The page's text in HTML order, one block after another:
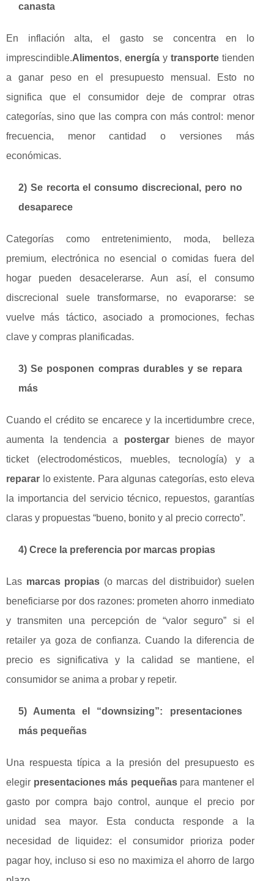
canasta
En inflación alta, el gasto se concentra en lo
imprescindible.Alimentos, energíay transportetienden
a ganar peso en el presupuesto mensual. Esto no
significa que el consumidor deje de comprar otras
categorías, sino que las compra con más control: menor
frecuencia, menor cantidad o versiones más
económicas.
2) Se recorta el consumo discrecional, pero no
desaparece
Categorías como entretenimiento, moda, belleza
premium, electrónica no esencial o comidas fuera del
hogar pueden desacelerarse. Aun así, el consumo
discrecional suele transformarse, no evaporarse: se
vuelve más táctico, asociado a promociones, fechas
clave y compras planificadas.
3) Se posponen compras durables y se repara
más
Cuando el crédito se encarece y la incertidumbre crece,
aumenta la tendencia a postergarbienes de mayor
ticket (electrodomésticos, muebles, tecnología) y a
reparar lo existente. Para algunas categorías, esto eleva
la importancia del servicio técnico, repuestos, garantías
claras y propuestas “bueno, bonito y al precio correcto”.
4) Crece la preferencia por marcas propias
Las marcas propias (o marcas del distribuidor) suelen
beneficiarse por dos razones: prometen ahorro inmediato
y transmiten una percepción de “valor seguro” si el
retailer ya goza de confianza. Cuando la diferencia de
precio es significativa y la calidad se mantiene, el
consumidor se anima a probar y repetir.
5) Aumenta el “downsizing”: presentaciones
más pequeñas
Una respuesta típica a la presión del presupuesto es
elegir presentaciones más pequeñaspara mantener el
gasto por compra bajo control, aunque el precio por
unidad sea mayor. Esta conducta responde a la
necesidad de liquidez: el consumidor prioriza poder
pagar hoy, incluso si eso no maximiza el ahorro de largo